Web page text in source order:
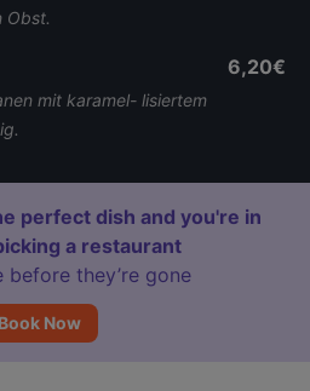
Obst.
mit karamel- lisiertem
6,20€
perfect dish and you're in
a restaurant
before they’re gone
Book Now